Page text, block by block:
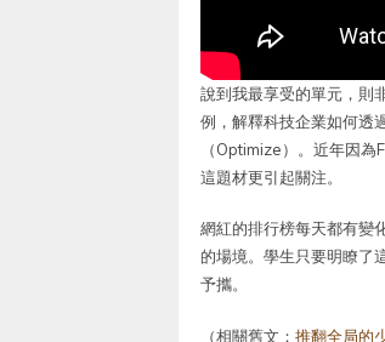
說到我最享受的單元，則
例，解釋科技企業如何透
（Optimize）。近年因
這題材更引起關注。
網紅的排行榜每天都有變
的場境。學生只要明瞭了
予攜。
（相關舊文： 推翻全局的